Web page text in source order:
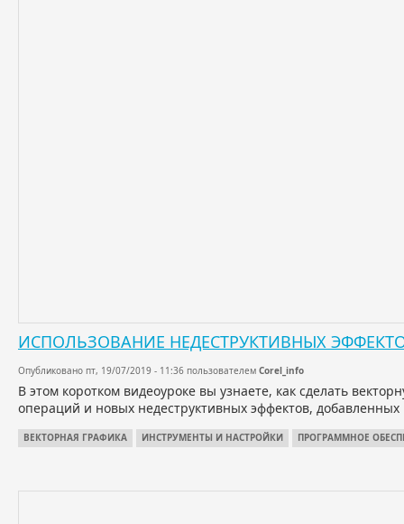
ИСПОЛЬЗОВАНИЕ НЕДЕСТРУКТИВНЫХ ЭФФЕКТОВ В
Опубликовано пт, 19/07/2019 - 11:36 пользователем Corel_info
В этом коротком видеоуроке вы узнаете, как сделать
операций и новых недеструктивных эффектов, добавленных
ВЕКТОРНАЯ ГРАФИКА ИНСТРУМЕНТЫ И НАСТРОЙКИ ПРОГРАММНОЕ